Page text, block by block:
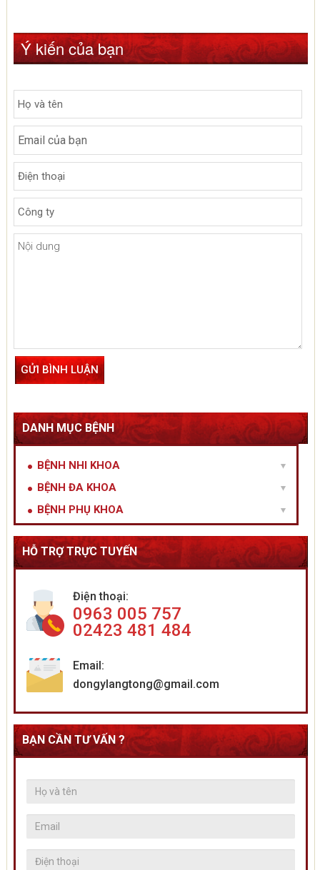
Ý kiến của bạn
DANH MỤC BỆNH
BỆNH NHI KHOA
BỆNH ĐA KHOA
BỆNH PHỤ KHOA
HỖ TRỢ TRỰC TUYẾN
Điện thoại:
0963 005 757
02423 481 484
Email:
dongylangtong@gmail.com
BẠN CẦN TƯ VẤN ?